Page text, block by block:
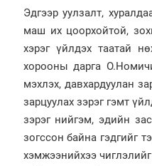
Эдгээр уулзалт,
маш их цоорхойтой,
хэрэг үйлдэх таатай
хорооны дарга
мэхлэх, давхардуулан
зарцуулах зэрэг гэмт
зэрэг нийгэм, эдийн
зогссон байна гэдгийг
хэмжээнийхээ